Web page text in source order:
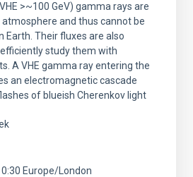
>~100 GeV) gamma rays are
atmosphere and thus cannot be
Earth. Their fluxes are also
study them with
A VHE gamma ray entering the
an electromagnetic cascade
of blueish Cherenkov light
Europe/London